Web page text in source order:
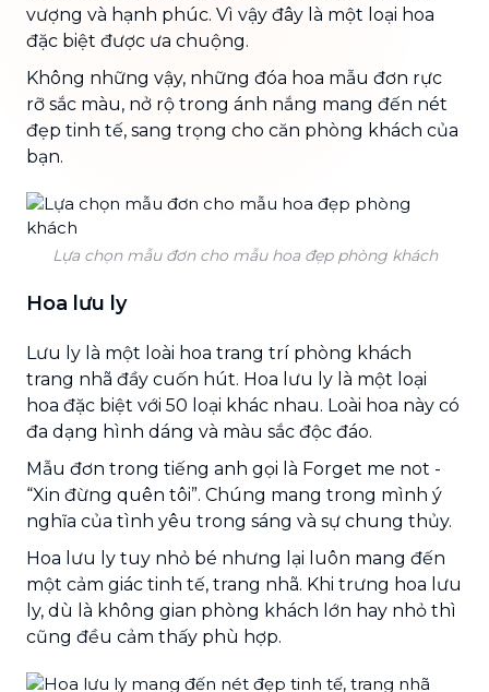
vượng và hạnh phúc. Vì vậy đây là một loại hoa
đặc biệt được ưa chuộng.
Không những vậy, những đóa hoa mẫu đơn rực
rỡ sắc màu, nở rộ trong ánh nắng mang đến nét
đẹp tinh tế, sang trọng cho căn phòng khách của
bạn.
Lựa chọn mẫu đơn cho mẫu hoa đẹp phòng khách
Hoa lưu ly
Lưu ly là một loài hoa trang trí phòng khách
trang nhã đầy cuốn hút. Hoa lưu ly là một loại
hoa đặc biệt với 50 loại khác nhau. Loài hoa này có
đa dạng hình dáng và màu sắc độc đáo.
Mẫu đơn trong tiếng anh gọi là Forget me not -
“Xin đừng quên tôi”. Chúng mang trong mình ý
nghĩa của tình yêu trong sáng và sự chung thủy.
Hoa lưu ly tuy nhỏ bé nhưng lại luôn mang đến
một cảm giác tinh tế, trang nhã. Khi trưng hoa lưu
ly, dù là không gian phòng khách lớn hay nhỏ thì
cũng đều cảm thấy phù hợp.